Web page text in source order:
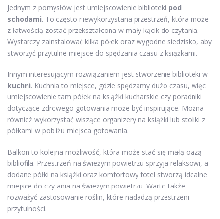
Jednym z pomysłów jest umiejscowienie biblioteki pod
schodami. To często niewykorzystana przestrzeń, która może
z łatwością zostać przekształcona w mały kącik do czytania.
Wystarczy zainstalować kilka półek oraz wygodne siedzisko, aby
stworzyć przytulne miejsce do spędzania czasu z książkami.
Innym interesującym rozwiązaniem jest stworzenie biblioteki w
kuchni. Kuchnia to miejsce, gdzie spędzamy dużo czasu, więc
umiejscowienie tam półek na książki kucharskie czy poradniki
dotyczące zdrowego gotowania może być inspirujące. Można
również wykorzystać wiszące organizery na książki lub stoliki z
półkami w pobliżu miejsca gotowania.
Balkon to kolejna możliwość, która może stać się małą oazą
bibliofila. Przestrzeń na świeżym powietrzu sprzyja relaksowi, a
dodane półki na książki oraz komfortowy fotel stworzą idealne
miejsce do czytania na świeżym powietrzu. Warto także
rozważyć zastosowanie roślin, które nadadzą przestrzeni
przytulności.